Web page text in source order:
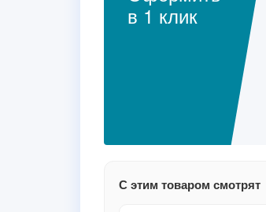
в 1 клик
С этим товаром смотрят